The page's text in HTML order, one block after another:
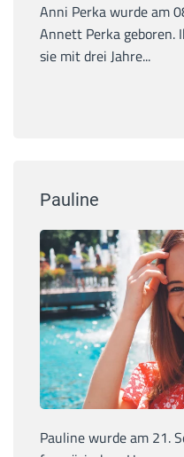
Anni Perka wurde am
Annett Perka
sie mit drei Jahre...
Pauline
Pauline wurde am 21.